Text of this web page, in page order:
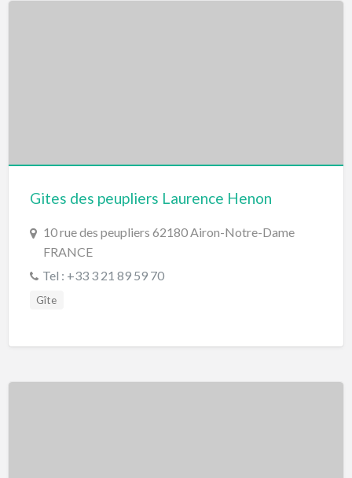
Gites des peupliers Laurence Henon
10 rue des peupliers 62180 Airon-Notre-Dame
FRANCE
Tel : +33 3 21 89 59 70
Gîte